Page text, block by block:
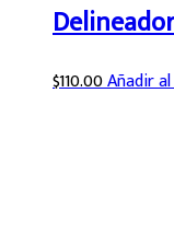
Delineador
$110.00Añadir